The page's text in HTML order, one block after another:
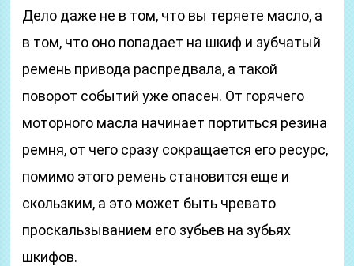
Дело даже не в том, что вы теряете масло, а
в том, что оно попадает на шкиф и зубчатый
ремень привода распредвала, а такой
поворот событий уже опасен. От горячего
моторного масла начинает портиться резина
ремня, от чего сразу сокращается его ресурс,
помимо этого ремень становится еще и
скользким, а это может быть чревато
проскальзыванием его зубьев на зубьях
шкифов.